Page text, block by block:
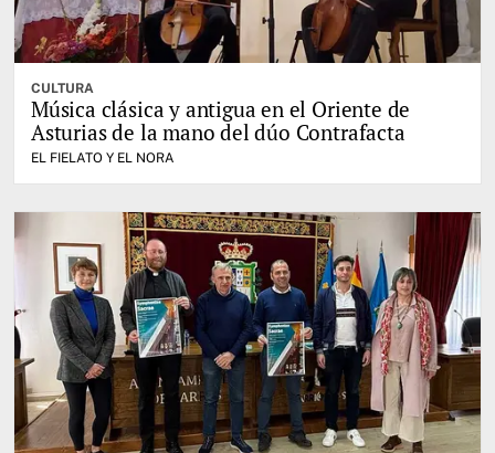
CULTURA
Música clásica y antigua en el Oriente de
Asturias de la mano del dúo Contrafacta
EL FIELATO Y EL NORA